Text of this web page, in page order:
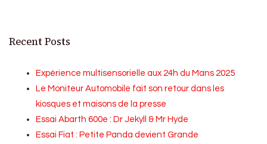
Recent Posts
Expérience multisensorielle aux 24h du Mans 2025
Le Moniteur Automobile fait son retour dans les
kiosques et maisons de la presse
Essai Abarth 600e : Dr Jekyll & Mr Hyde
Essai Fiat : Petite Panda devient Grande